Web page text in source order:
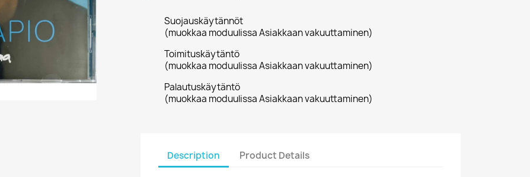
Suojauskäytännöt
(muokkaa moduulissa Asiakkaan vakuuttaminen)
Toimituskäytäntö
(muokkaa moduulissa Asiakkaan vakuuttaminen)
Palautuskäytäntö
(muokkaa moduulissa Asiakkaan vakuuttaminen)
Description Product Details